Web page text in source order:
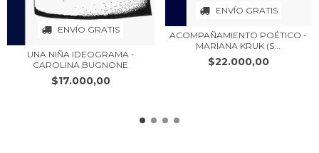
ENVÍO GRATIS
UNA NIÑA IDEOGRAMA -
CAROLINA BUGNONE
$17.000,00
ENVÍO GRATIS
ACOMPAÑAMIENTO POÉTICO -
MARIANA KRUK (S...
$22.000,00